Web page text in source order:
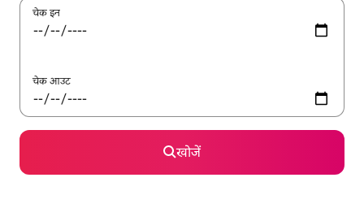
चेक इन
चेक आउट
खोजें